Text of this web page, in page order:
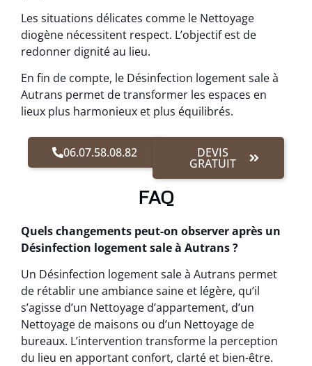
Les situations délicates comme le Nettoyage
diogène nécessitent respect. L’objectif est de
redonner dignité au lieu.
En fin de compte, le Désinfection logement sale à
Autrans permet de transformer les espaces en
lieux plus harmonieux et plus équilibrés.
06.07.58.08.82 DEVIS
GRATUIT
FAQ
Quels changements peut-on observer après un
Désinfection logement sale à Autrans ?
Un Désinfection logement sale à Autrans permet
de rétablir une ambiance saine et légère, qu’il
s’agisse d’un Nettoyage d’appartement, d’un
Nettoyage de maisons ou d’un Nettoyage de
bureaux. L’intervention transforme la perception
du lieu en apportant confort, clarté et bien-être.